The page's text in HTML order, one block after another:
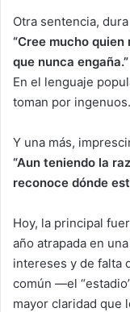
Otra sentencia,
“Cree mucho
que nunca engaña.”
En el lenguaje
toman por ingenuos.
Y una más,
“Aun teniendo la
reconoce dónde
Hoy, la principal
año atrapada en
intereses y de falta
común —el
mayor claridad que